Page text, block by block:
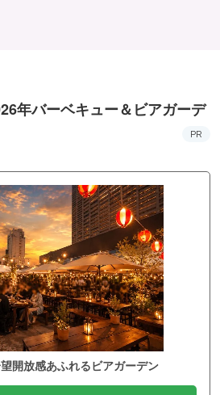
年バーベキュー＆ビアガーデ
PR
開放感あふれるビアガーデン